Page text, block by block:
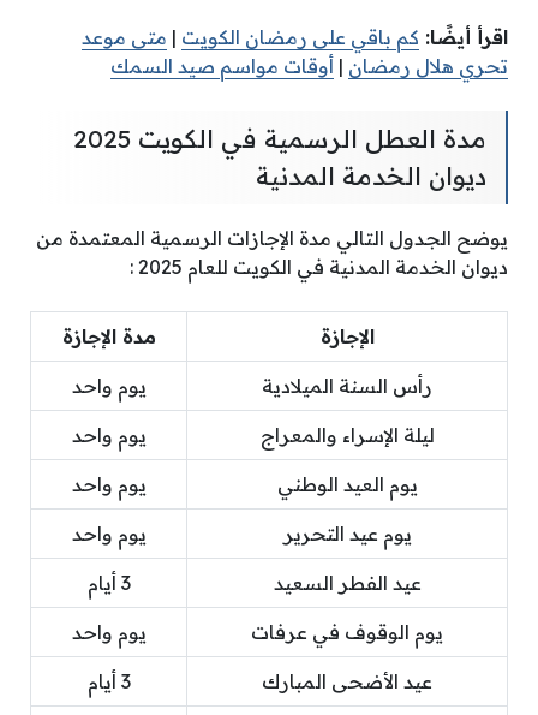
اقرأ أيضًا: كم باقي على رمضان الكويت | متى موعد
تحري هلال رمضان | أوقات مواسم صيد السمك
مدة العطل الرسمية في الكويت 2025
ديوان الخدمة المدنية
يوضح الجدول التالي مدة الإجازات الرسمية المعتمدة من
ديوان الخدمة المدنية في الكويت للعام 2025 :
الإجازة مدة الإجازة
رأس السنة الميلادية يوم واحد
ليلة الإسراء والمعراج يوم واحد
يوم العيد الوطني يوم واحد
يوم عيد التحرير يوم واحد
عيد الفطر السعيد 3 أيام
يوم الوقوف في عرفات يوم واحد
عيد الأضحى المبارك 3 أيام